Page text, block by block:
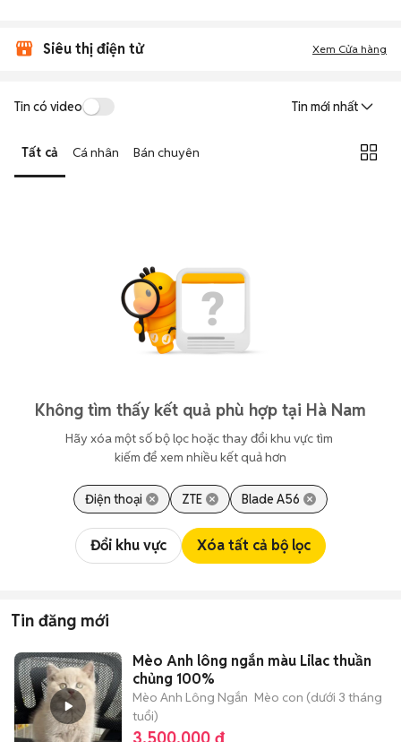
Siêu thị điện tử Xem Cửa hàng
Tin có video Tin mới nhất
Tất cả Cá nhân Bán chuyên
Không tìm thấy kết quả phù hợp tại Hà Nam
Hãy xóa một số bộ lọc hoặc thay đổi khu vực tìm
kiếm để xem nhiều kết quả hơn
Điện thoại ZTE Blade A56
Đổi khu vực Xóa tất cả bộ lọc
Tin đăng mới
Mèo Anh lông ngắn màu Lilac thuần
chủng 100%
Mèo Anh Lông Ngắn Mèo con (dưới 3 tháng
tuổi)